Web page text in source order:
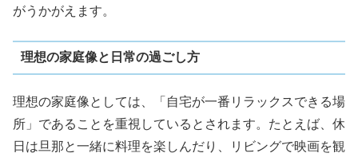
がうかがえます。
理想の家庭像と日常の過ごし方
理想の家庭像としては、「自宅が一番リラックスできる場
所」であることを重視しているとされます。たとえば、休
日は旦那と一緒に料理を楽しんだり、リビングで映画を観